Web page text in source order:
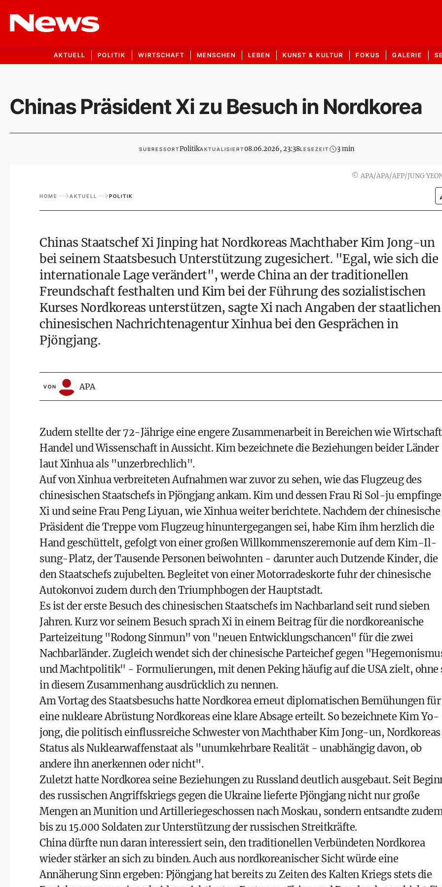
AKTUELL POLITIK WIRTSCHAFT MENSCHEN LEBEN KUNST & KULTUR FOKUS GALERIE
Chinas Präsident Xi zu Besuch in Nordkorea
SUBRESSORTPolitikAKTUALISIERT08.06.2026, 23:38LESEZEIT 3 min
© APA/APA/AFP/JUNG
HOME AKTUELL POLITIK
Chinas Staatschef Xi Jinping hat Nordkoreas Machthaber Kim Jong-un
bei seinem Staatsbesuch Unterstützung zugesichert. "Egal, wie sich die
internationale Lage verändert", werde China an der traditionellen
Freundschaft festhalten und Kim bei der Führung des sozialistischen
Kurses Nordkoreas unterstützen, sagte Xi nach Angaben der staatlichen
chinesischen Nachrichtenagentur Xinhua bei den Gesprächen in
Pjöngjang.
VON APA
Zudem stellte der 72-Jährige eine engere Zusammenarbeit in Bereichen wie
Handel und Wissenschaft in Aussicht. Kim bezeichnete die Beziehungen beider Länder
laut Xinhua als "unzerbrechlich".
Auf von Xinhua verbreiteten Aufnahmen war zuvor zu sehen, wie das Flugzeug des
chinesischen Staatschefs in Pjöngjang ankam. Kim und dessen Frau Ri Sol-ju
Xi und seine Frau Peng Liyuan, wie Xinhua weiter berichtete. Nachdem der chinesische
Präsident die Treppe vom Flugzeug hinuntergegangen sei, habe Kim ihm herzlich die
Hand geschüttelt, gefolgt von einer großen Willkommenszeremonie auf dem Kim-Il-
sung-Platz, der Tausende Personen beiwohnten - darunter auch Dutzende Kinder, die
den Staatschefs zujubelten. Begleitet von einer Motorradeskorte fuhr der chinesische
Autokonvoi zudem durch den Triumphbogen der Hauptstadt.
Es ist der erste Besuch des chinesischen Staatschefs im Nachbarland seit rund sieben
Jahren. Kurz vor seinem Besuch sprach Xi in einem Beitrag für die nordkoreanische
Parteizeitung "Rodong Sinmun" von "neuen Entwicklungschancen" für die zwei
Nachbarländer. Zugleich wendet sich der chinesische Parteichef gegen
und Machtpolitik" - Formulierungen, mit denen Peking häufig auf die USA zielt, ohne
in diesem Zusammenhang ausdrücklich zu nennen.
Am Vortag des Staatsbesuchs hatte Nordkorea erneut diplomatischen Bemühungen für
eine nukleare Abrüstung Nordkoreas eine klare Absage erteilt. So bezeichnete Kim Yo-
jong, die politisch einflussreiche Schwester von Machthaber Kim Jong-un, Nordkoreas
Status als Nuklearwaffenstaat als "unumkehrbare Realität - unabhängig davon, ob
andere ihn anerkennen oder nicht".
Zuletzt hatte Nordkorea seine Beziehungen zu Russland deutlich ausgebaut. Seit
des russischen Angriffskriegs gegen die Ukraine lieferte Pjöngjang nicht nur große
Mengen an Munition und Artilleriegeschossen nach Moskau, sondern entsandte
bis zu 15.000 Soldaten zur Unterstützung der russischen Streitkräfte.
China dürfte nun daran interessiert sein, den traditionellen Verbündeten Nordkorea
wieder stärker an sich zu binden. Auch aus nordkoreanischer Sicht würde eine
Annäherung Sinn ergeben: Pjöngjang hat bereits zu Zeiten des Kalten Kriegs stets die